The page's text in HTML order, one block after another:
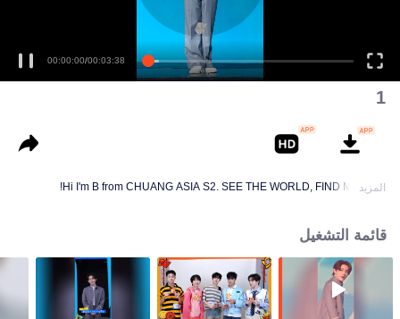
00:00:00/00:03:38
1
Hi I'm B from CHUANG ASIA S2. SEE THE WORLD, FIND MYSELF!
المزيد
قائمة التشغيل